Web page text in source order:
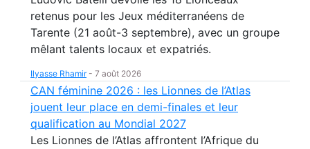
retenus pour les Jeux méditerranéens de
Tarente (21 août-3 septembre), avec un groupe
mêlant talents locaux et expatriés.
Ilyasse Rhamir- 7 août 2026
CAN féminine 2026 : les Lionnes de l’Atlas
jouent leur place en demi-finales et leur
qualification au Mondial 2027
Les Lionnes de l’Atlas affrontent l’Afrique du